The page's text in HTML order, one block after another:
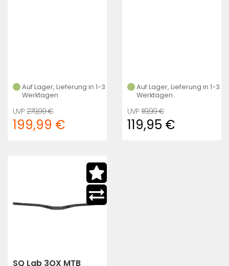
Auf Lager, Lieferung in 1-3
Werktagen
279,99 €
199,99 €
Auf Lager, Lieferung in 1-3
Werktagen
119,99 €
119,95 €
SQ Lab 3OX MTB